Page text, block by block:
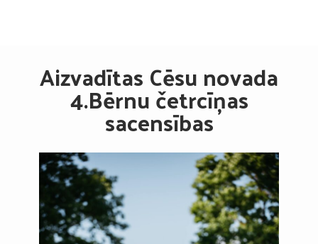
Aizvadītas Cēsu novada
4.Bērnu četrcīņas
sacensības